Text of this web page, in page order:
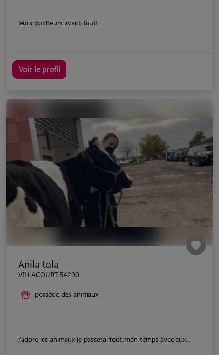
leurs bonheurs avant tout!
Voir le profil
Anila tola
VILLACOURT 54290
possède des animaux
j'adore les animaux je passerai tout mon temps avec eux...